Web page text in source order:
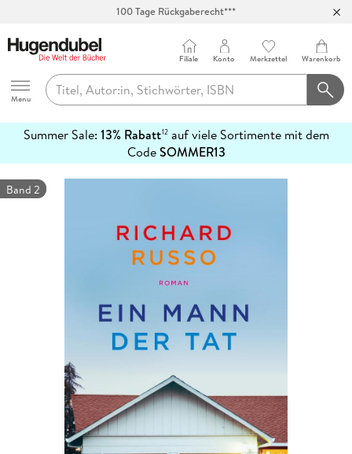
100 Tage Rückgaberecht***
Hugendubel
Menu
Filiale Konto Merkzettel Warenkorb
Summer Sale: 13% Rabatt12auf viele Sortimente mit dem
CodeSOMMER13
erfahren
Band 2